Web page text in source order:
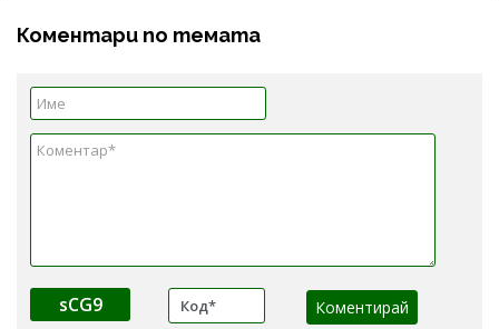
Коментари по темата
sCG9